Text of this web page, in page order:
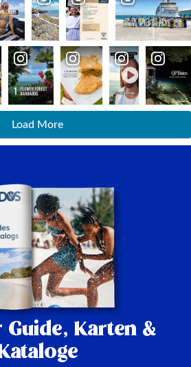
Load More
Guide, Karten &